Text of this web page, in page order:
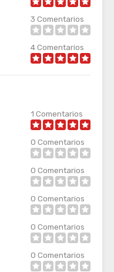
3 Comentarios
4Comentarios
1 Comentarios
0 Comentarios
0 Comentarios
0 Comentarios
0 Comentarios
0 Comentarios